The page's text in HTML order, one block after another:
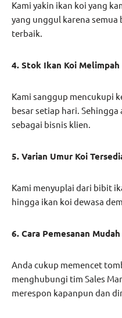
Kami yakin ikan koi yang
yang unggul karena semua
terbaik.
4. Stok Ikan Koi Melimpah
Kami sanggup mencukupi
besar setiap hari.
sebagai bisnis klien.
5. Varian Umur Koi
Kami menyuplai dari bibit
hingga ikan koi dewasa
6. Cara Pemesanan Mudah
Anda cukup memencet
menghubungi tim Sales
merespon kapanpun dan